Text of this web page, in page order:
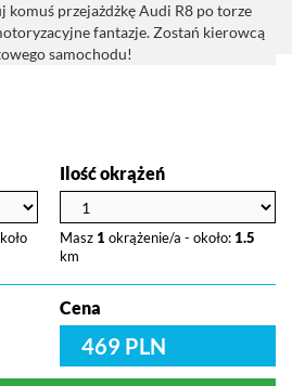
komuś przejażdżkę Audi R8 po torze
fantazje. Zostań kierowcą
samochodu!
Ilość okrążeń
Masz 1 okrążenie/a - około: 1.5
km
Cena
469 PLN